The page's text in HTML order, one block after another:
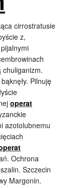
cirrostratusie
z,
chuliganizm.
Pilnuję
operat
azotolubnemu
Ochrona
Szczecin
Margonin.